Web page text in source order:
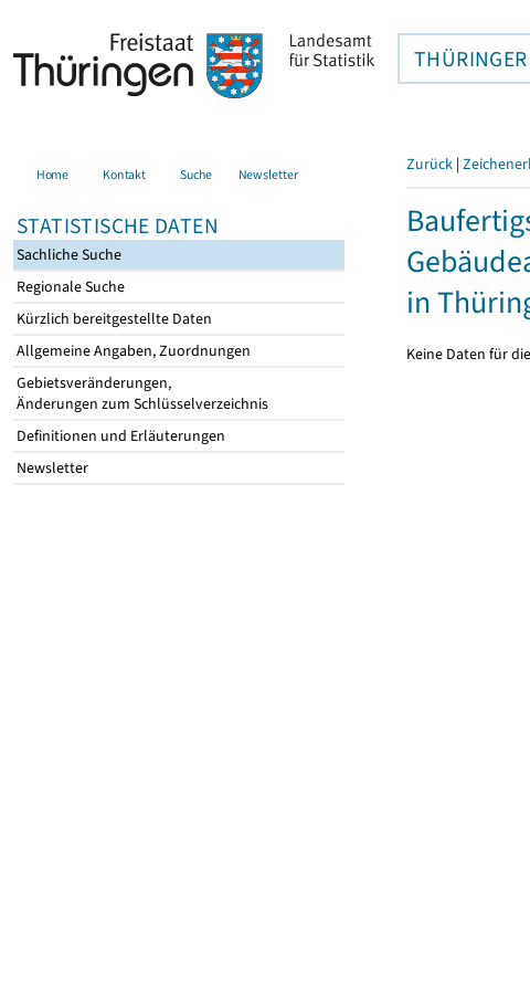
Home Kontakt Suche Newsletter
STATISTISCHE DATEN
Sachliche Suche
Regionale Suche
Kürzlich bereitgestellte Daten
Allgemeine Angaben, Zuordnungen
Gebietsveränderungen,
Änderungen zum Schlüsselverzeichnis
Definitionen und Erläuterungen
Newsletter
Zurück |
in
Keine Daten für